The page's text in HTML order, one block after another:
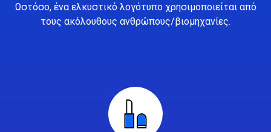
Ωστόσο, ένα ελκυστικό λογότυπο χρησιμοποιείται από
τους ακόλουθους ανθρώπους/βιομηχανίες.